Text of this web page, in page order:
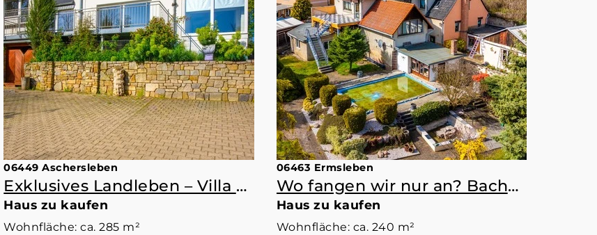
06449 Aschersleben
Exklusives Landleben – Villa mit Park, Obstplantage und Ranch-Gefühl
Haus zu kaufen
Wohnfläche: ca. 285 m²
06463 Ermsleben
Wo fangen wir nur an? Bach? Pool? Mehrere Werkstätte und Garagen? Wohnen auf 2 Ebenen? Harzig?
Haus zu kaufen
Wohnfläche: ca. 240 m²